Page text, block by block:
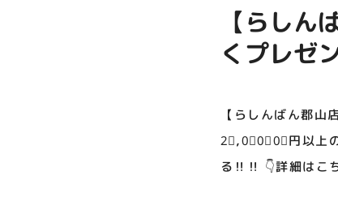
【らし
くプレゼ
からご確
【らしんばん郡
2⃣,0⃣0⃣0⃣円以上
る‼️‼️ 👇詳細はこ